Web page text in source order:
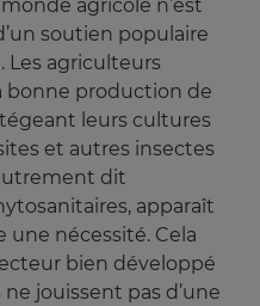
agricole n’est
soutien populaire
Les agriculteurs
bonne production de
leurs cultures
et autres insectes
dit
apparaît
une nécessité. Cela
bien développé
jouissent pas d’une